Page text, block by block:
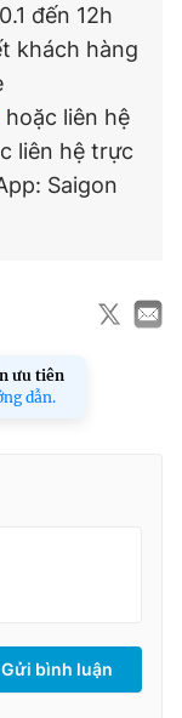
đến 12h
khách hàng
hoặc liên hệ
liên hệ trực
Saigon
ưu tiên
dẫn.
Gửi bình luận